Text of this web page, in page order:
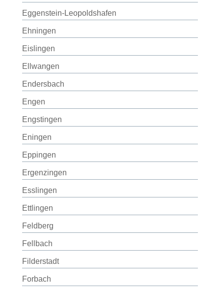
Eggenstein-Leopoldshafen
Ehningen
Eislingen
Ellwangen
Endersbach
Engen
Engstingen
Eningen
Eppingen
Ergenzingen
Esslingen
Ettlingen
Feldberg
Fellbach
Filderstadt
Forbach